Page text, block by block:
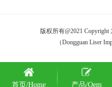
版权所有@2021
（Dongguan Liser
首页/Home 产品/Oem